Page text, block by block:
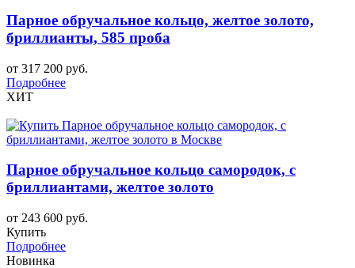
Парное обручальное кольцо, желтое золото,
бриллианты, 585 проба
от 317 200 руб.
Подробнее
ХИТ
Парное обручальное кольцо самородок, с
бриллиантами, желтое золото
от 243 600 руб.
Купить
Подробнее
Новинка